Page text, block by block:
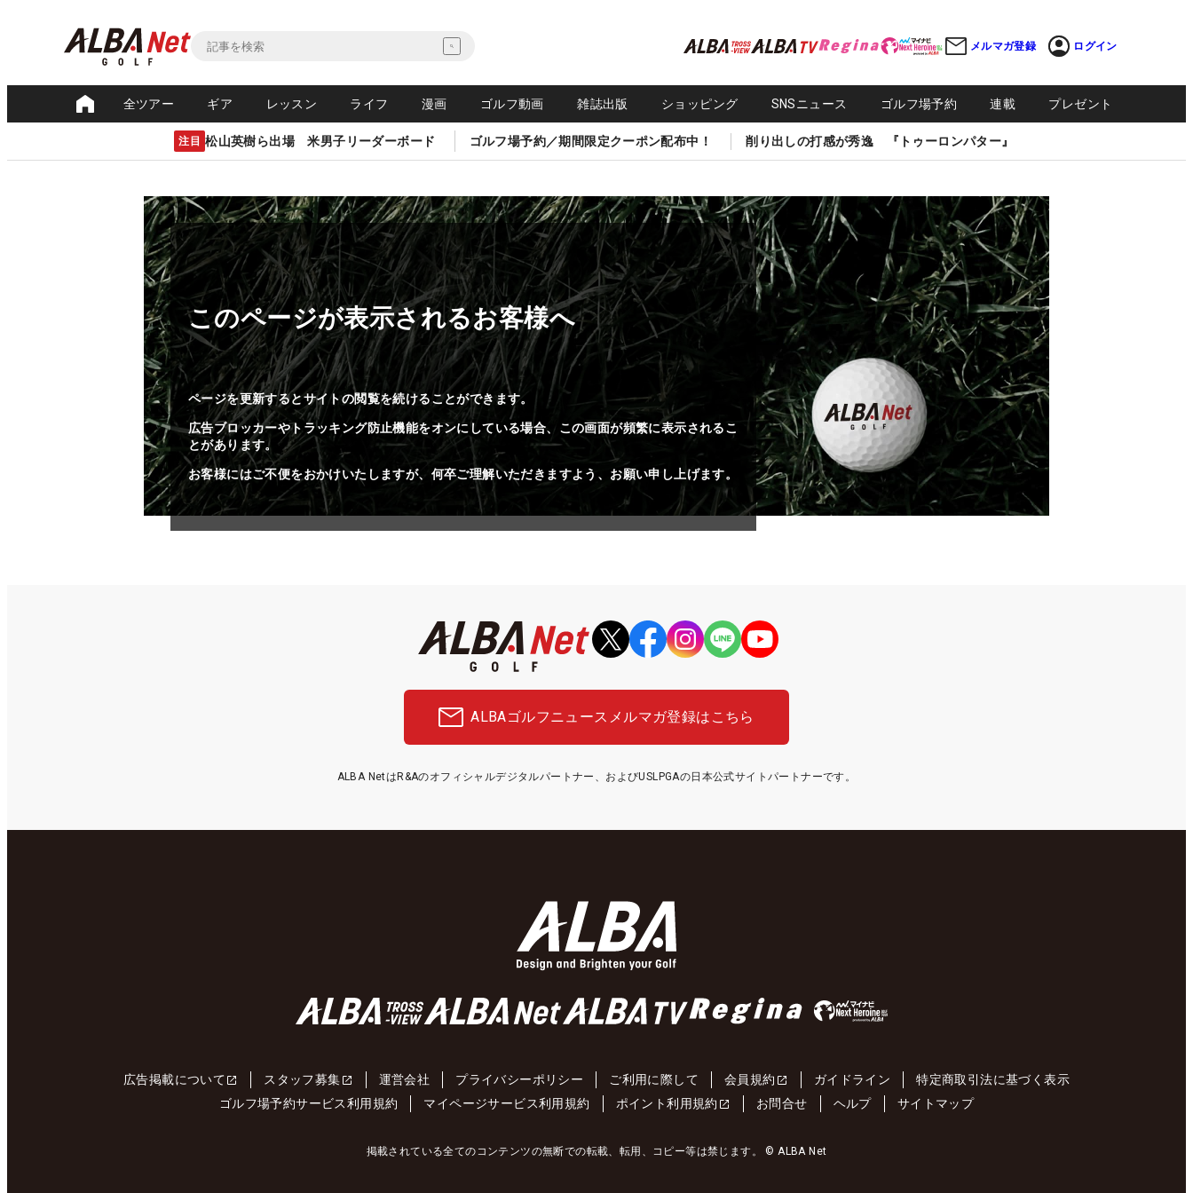
メルマガ登録 ログイン
全ツアー ギア レッスン ライフ 漫画 ゴルフ動画 雑誌出版 ショッピング SNSニュース ゴルフ場予約 連載 プレゼント
注目 松山英樹ら出場 米男子リーダーボード ゴルフ場予約／期間限定クーポン配布中！ 削り出しの打感が秀逸 『トゥーロンパター』
このページが表示されるお客様へ
ページを更新するとサイトの閲覧を続けることができます。
広告ブロッカーやトラッキング防止機能をオンにしている場合、この画面が頻繁に表示されるこ
とがあります。
お客様にはご不便をおかけいたしますが、何卒ご理解いただきますよう、お願い申し上げます。
ALBAゴルフニュース メルマガ登録はこちら
ALBA NetはR&Aのオフィシャルデジタルパートナー、およびUSLPGAの日本公式サイトパートナーです。
広告掲載について スタッフ募集 運営会社 プライバシーポリシー ご利用に際して 会員規約 ガイドライン
特定商取引法に基づく表示
ゴルフ場予約サービス利用規約
マイページサービス利用規約 ポイント利用規約 お問合せ ヘルプ サイトマップ
掲載されている全てのコンテンツの無断での転載、転用、コピー等は禁じます。 © ALBA Net